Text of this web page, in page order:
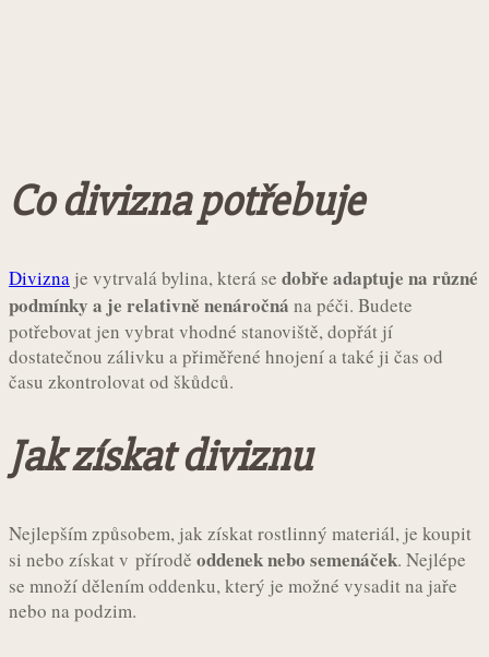
Co divizna potřebuje
Divizna je vytrvalá bylina, která se dobře adaptuje na různé
podmínky a je relativně nenáročná na péči. Budete
potřebovat jen vybrat vhodné stanoviště, dopřát jí
dostatečnou zálivku a přiměřené hnojení a také ji čas od
času zkontrolovat od škůdců.
Jak získat diviznu
Nejlepším způsobem, jak získat rostlinný materiál, je koupit
si nebo získat v přírodě oddenek nebo semenáček. Nejlépe
se množí dělením oddenku, který je možné vysadit na jaře
nebo na podzim.